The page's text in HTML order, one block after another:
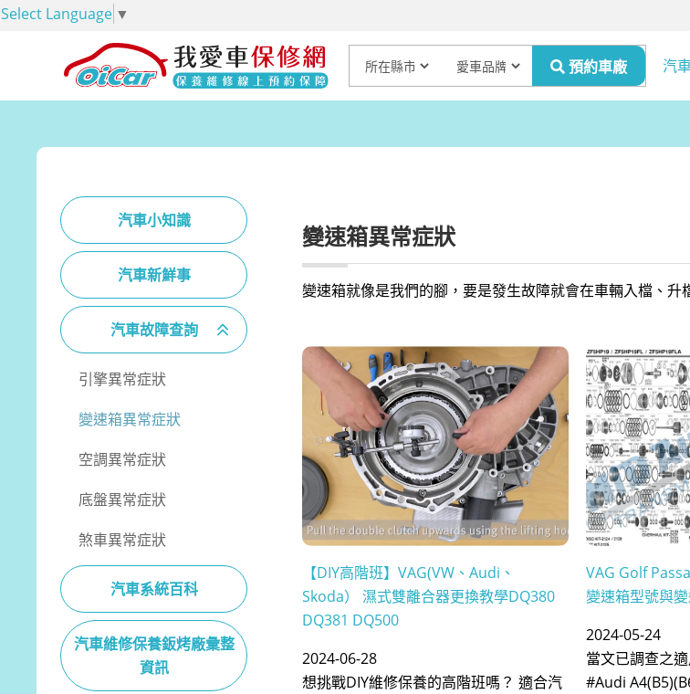
Select Language ▼
汽
汽車小知識
汽車新鮮事
汽車故障查詢
引擎異常症狀
變速箱異常症狀
空調異常症狀
底盤異常症狀
煞車異常症狀
汽車系統百科
汽車維修保養鈑烤廠彙整
資訊
變速箱異常症狀
變速箱就像是我們的腳，要是發生故障就會在車輛入檔、升
【DIY高階班】VAG(VW、Audi、
Skoda） 濕式雙離合器更換教學DQ380
DQ381 DQ500
2024-06-28
想挑戰DIY維修保養的高階班嗎？ 適合汽
VAG Golf
變速箱型號與
2024-05-24
當文已調查之
#Audi